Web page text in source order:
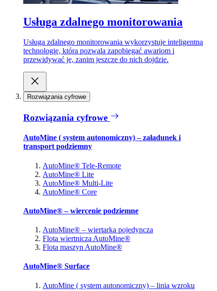
Usługa zdalnego monitorowania
Usługa zdalnego monitorowania wykorzystuje inteligentną
technologię, która pozwala zapobiegać awariom i
przewidywać je, zanim jeszcze do nich dojdzie.
Rozwiązania cyfrowe
Rozwiązania cyfrowe
AutoMine ( system autonomiczny) – załadunek i
transport podziemny
AutoMine® Tele-Remote
AutoMine® Lite
AutoMine® Multi-Lite
AutoMine® Core
AutoMine® – wiercenie podziemne
AutoMine® – wiertarka pojedyncza
Flota wiertnicza AutoMine®
Flota maszyn AutoMine®
AutoMine® Surface
AutoMine ( system autonomiczny) – linia wzroku